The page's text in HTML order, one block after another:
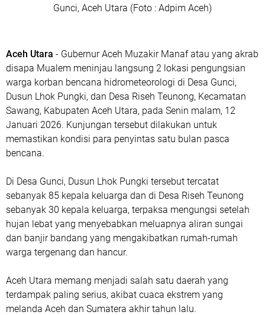
Gunci, Aceh Utara (Foto : Adpim Aceh)
Aceh Utara - Gubernur Aceh Muzakir Manaf atau yang akrab
disapa Mualem meninjau langsung 2 lokasi pengungsian
warga korban bencana hidrometeorologi di Desa Gunci,
Dusun Lhok Pungki, dan Desa Riseh Teunong, Kecamatan
Sawang, Kabupaten Aceh Utara, pada Senin malam, 12
Januari 2026. Kunjungan tersebut dilakukan untuk
memastikan kondisi para penyintas satu bulan pasca
bencana.
‎Di Desa Gunci, Dusun Lhok Pungki tersebut tercatat
sebanyak 85 kepala keluarga dan di Desa Riseh Teunong
sebanyak 30 kepala keluarga, terpaksa mengungsi setelah
hujan lebat yang menyebabkan meluapnya aliran sungai
dan banjir bandang yang mengakibatkan rumah-rumah
warga tergenang dan hancur.
Aceh Utara memang menjadi salah satu daerah yang
terdampak paling serius, akibat cuaca ekstrem yang
melanda Aceh dan Sumatera akhir tahun lalu.